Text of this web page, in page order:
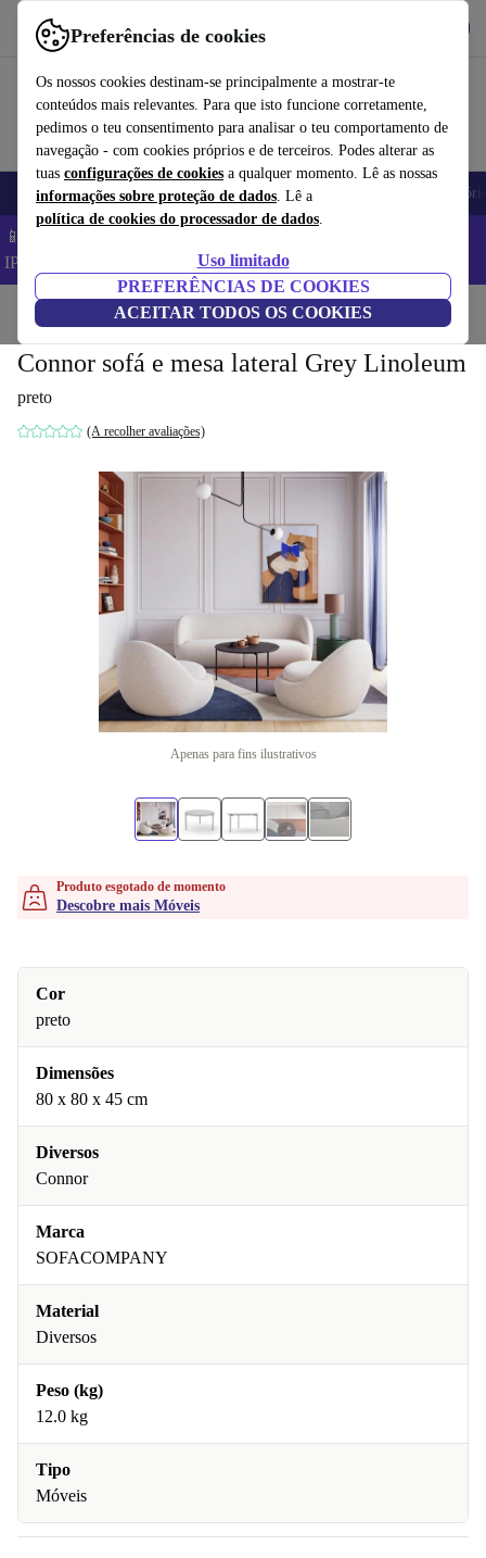
Preferências de cookies
Os nossos cookies destinam-se principalmente a mostrar-te
conteúdos mais relevantes. Para que isto funcione corretamente,
pedimos o teu consentimento para analisar o teu comportamento de
navegação - com cookies próprios e de terceiros. Podes alterar as
tuas configurações de cookies a qualquer momento. Lê as nossas
informações sobre proteção de dados. Lê a
política de cookies do processador de dados.
Uso limitado
PREFERÊNCIAS DE COOKIES
ACEITAR TODOS OS COOKIES
Use o refurbed de forma rápida e fácil
Telemóveis Computadores Portáteis Tablets
📱 Poupa 5% EXTRA em todos os iPhones – Código:
IPHONEDEAL –
Início Casa Móveis
Connor sofá e mesa lateral Grey Linoleum
preto
(A recolher avaliações)
Apenas para fins ilustrativos
Produto esgotado de momento
Descobre mais Móveis
Cor
preto
Dimensões
80 x 80 x 45 cm
Diversos
Connor
Marca
SOFACOMPANY
Material
Diversos
Peso (kg)
12.0 kg
Tipo
Móveis